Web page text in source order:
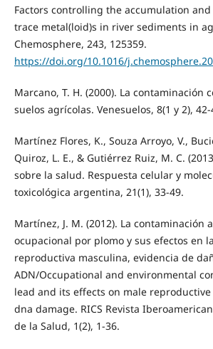
Factors controlling the accumulation
trace metal(loid)s in river sediments in
Chemosphere, 243, 125359.
https://doi.org/10.1016/
Marcano, T. H. (2000). La contaminación
suelos agrícolas. Venesuelos, 8(1 y 2), 42-
Martínez Flores, K., Souza Arroyo, V.,
Quiroz, L. E., & Gutiérrez Ruiz, M. C.
sobre la salud. Respuesta celular y
toxicológica argentina, 21(1), 33-49.
Martínez, J. M. (2012). La contaminación
ocupacional por plomo y sus efectos en
reproductiva masculina, evidencia de
ADN/Occupational and environmental
lead and its effects on male
dna damage. RICS Revista
de la Salud, 1(2), 1-36.